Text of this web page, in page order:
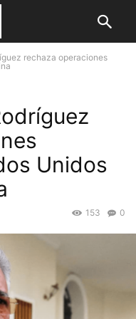
rechaza operaciones
Unidos
0
153